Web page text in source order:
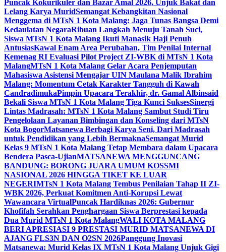
Puncak Kokurikuler dan Bazar Amal 2026, Unjuk Bakat dan
Lelang Karya MuridSemangat Kebangkitan Nasional
Menggema di MTsN 1 Kota Malang: Jaga Tunas Bangsa Demi
Kedaulatan NegaraRibuan Langkah Menuju Tanah Suci,
Siswa MTsN 1 Kota Malang Ikuti Manasik Haji Penuh
AntusiasKawal Enam Area Perubahan, Tim Penilai Internal
Kemenag RI Evaluasi Pilot Project ZI-WBK di MTsN 1 Kota
MalangMTsN 1 Kota Malang Gelar Acara Penjemputan
Mahasiswa Asistensi Mengajar UIN Maulana Malik Ibrahim
Malang: Momentum Cetak Karakter Tangguh di Kawah
CandradimukaPimpin Upacara Terakhir, dr. Gamal Albinsaid
Bekali Siswa MTsN 1 Kota Malang Tiga Kunci SuksesSinergi
Lintas Madrasah: MTsN 1 Kota Malang Sambut Studi Tiru
Pengelolaan Layanan Bimbingan dan Konseling dari MTsN
Kota BogorMatsanewa Berbagi Karya Seni, Dari Madrasah
untuk Pendidikan yang Lebih BermaknaSemangat Murid
Kelas 9 MTsN 1 Kota Malang Tetap Membara dalam Upacara
Bendera Pasca-UjianMATSANEWA MENGGUNCANG
BANDUNG: BORONG JUARA UMUM KOSSMI
NASIONAL 2026 HINGGA TIKET KE LUAR
NEGERIMTsN 1 Kota Malang Tembus Penilaian Tahap II ZI-
WBK 2026, Perkuat Komitmen Anti-Korupsi Lewat
Wawancara VirtualPuncak Hardiknas 2026: Gubernur
Khofifah Serahkan Penghargaan Siswa Berprestasi kepada
Dua Murid MTsN 1 Kota MalangWALI KOTA MALANG
BERI APRESIASI 9 PRESTASI MURID MATSANEWA DI
AJANG FLS3N DAN O2SN 2026Panggung Inovasi
Matsanewa: Murid Kelas IX MTsN 1 Kota Malang Unjuk Gigi